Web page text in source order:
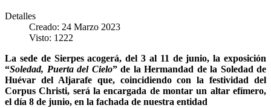
Detalles
Creado: 24 Marzo 2023
Visto: 1222
La sede de Sierpes acogerá, del 3 al 11 de junio, la exposición
“Soledad, Puerta del Cielo” de la Hermandad de la Soledad de
Huévar del Aljarafe que, coincidiendo con la festividad del
Corpus Christi, será la encargada de montar un altar efímero,
el día 8 de junio, en la fachada de nuestra entidad